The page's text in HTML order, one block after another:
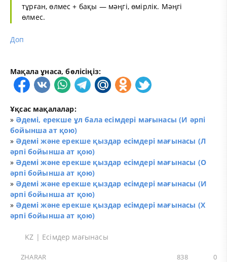
тұрған, өлмес + бақы — мәңгі, өмірлік. Мәңгі
өлмес.
Доп
Мақала ұнаса, бөлісіңіз:
Ұқсас мақалалар:
» Әдемі, ерекше ұл бала есімдері мағынасы (И әрпі
бойынша ат қою)
» Әдемі және ерекше қыздар есімдері мағынасы (Л
әрпі бойынша ат қою)
» Әдемі және ерекше қыздар есімдері мағынасы (О
әрпі бойынша ат қою)
» Әдемі және ерекше қыздар есімдері мағынасы (И
әрпі бойынша ат қою)
» Әдемі және ерекше қыздар есімдері мағынасы (Х
әрпі бойынша ат қою)
KZ | Есімдер мағынасы
ZHARAR 0
838